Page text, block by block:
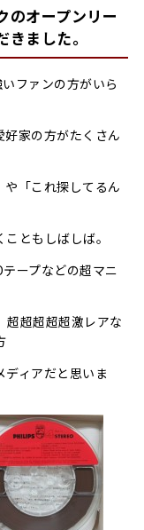
のオープンリー
ました。
ファンの方がいら
家の方がたくさん
や「これ探してるん
ともしばしば。
ープなどの超マニ
超超超超超激レアな
ィアだと思いま